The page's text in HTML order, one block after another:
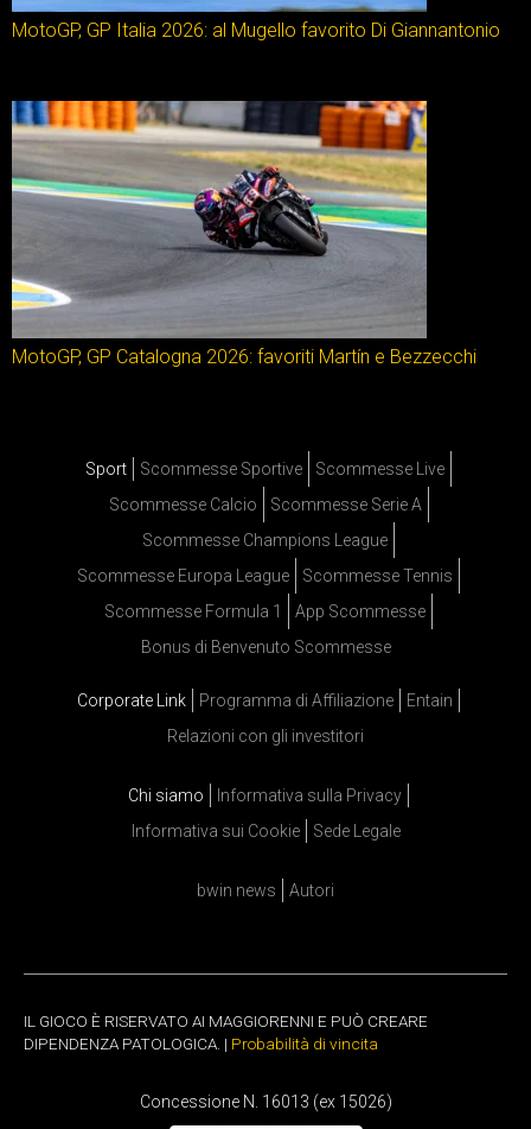
MotoGP, GP Italia 2026: al Mugello favorito Di Giannantonio
MotoGP, GP Catalogna 2026: favoriti Martín e Bezzecchi
Sport Scommesse Sportive
Scommesse Live
Scommesse Calcio
Scommesse Serie A
Scommesse Champions League
Scommesse Europa League
Scommesse Tennis
Scommesse Formula 1
App Scommesse
Bonus di Benvenuto Scommesse
Corporate Link Programma di Affiliazione
Entain
Relazioni con gli investitori
Chi siamo
Informativa sulla Privacy
Informativa sui Cookie
Sede Legale
bwin news Autori
IL GIOCO È RISERVATO AI MAGGIORENNI E PUÒ CREARE
DIPENDENZA PATOLOGICA. | Probabilità di vincita
Concessione N. 16013 (ex 15026)